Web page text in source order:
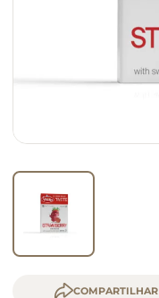
COMPARTILHAR